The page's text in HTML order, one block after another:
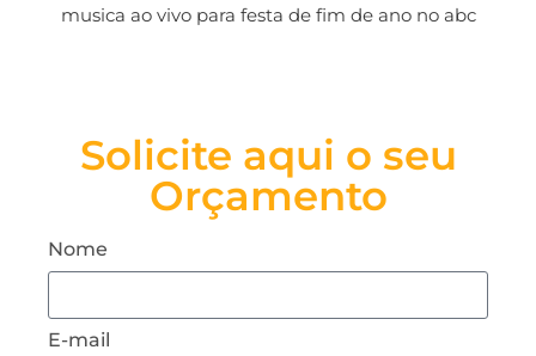
musica ao vivo para festa de fim de ano no abc
Solicite aqui o seu
Orçamento
Nome
E-mail